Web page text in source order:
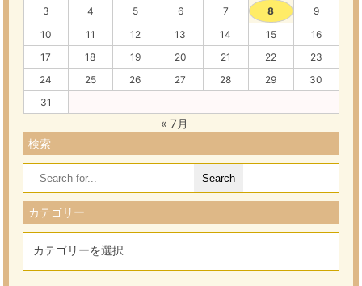
3
4 5 6 7 8
9
10
11 12 13 14 15
16
17
18 19 20 21 22
23
24
25 26 27 28 29
30
31
« 7月
検索
Search
for:
カテゴリー